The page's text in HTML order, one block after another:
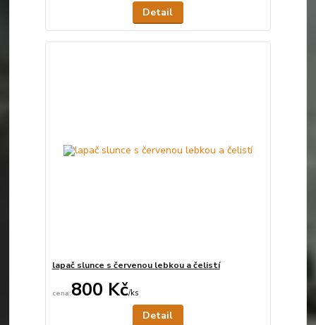
Detail
lapač slunce s červenou lebkou a čelistí
800 Kč/ks
Detail